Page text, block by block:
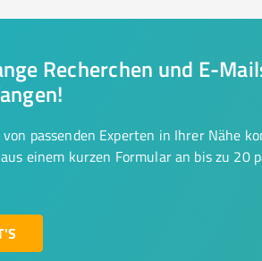
Recherchen und E-
von passenden Experten in Ihrer Nähe
einem kurzen Formular an bis zu 20